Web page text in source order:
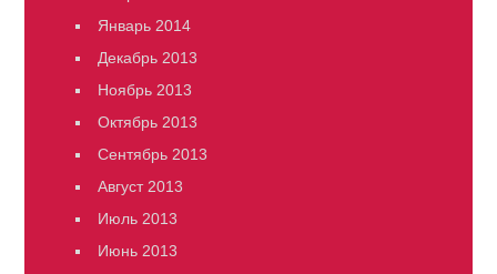
Январь 2014
Декабрь 2013
Ноябрь 2013
Октябрь 2013
Сентябрь 2013
Август 2013
Июль 2013
Июнь 2013